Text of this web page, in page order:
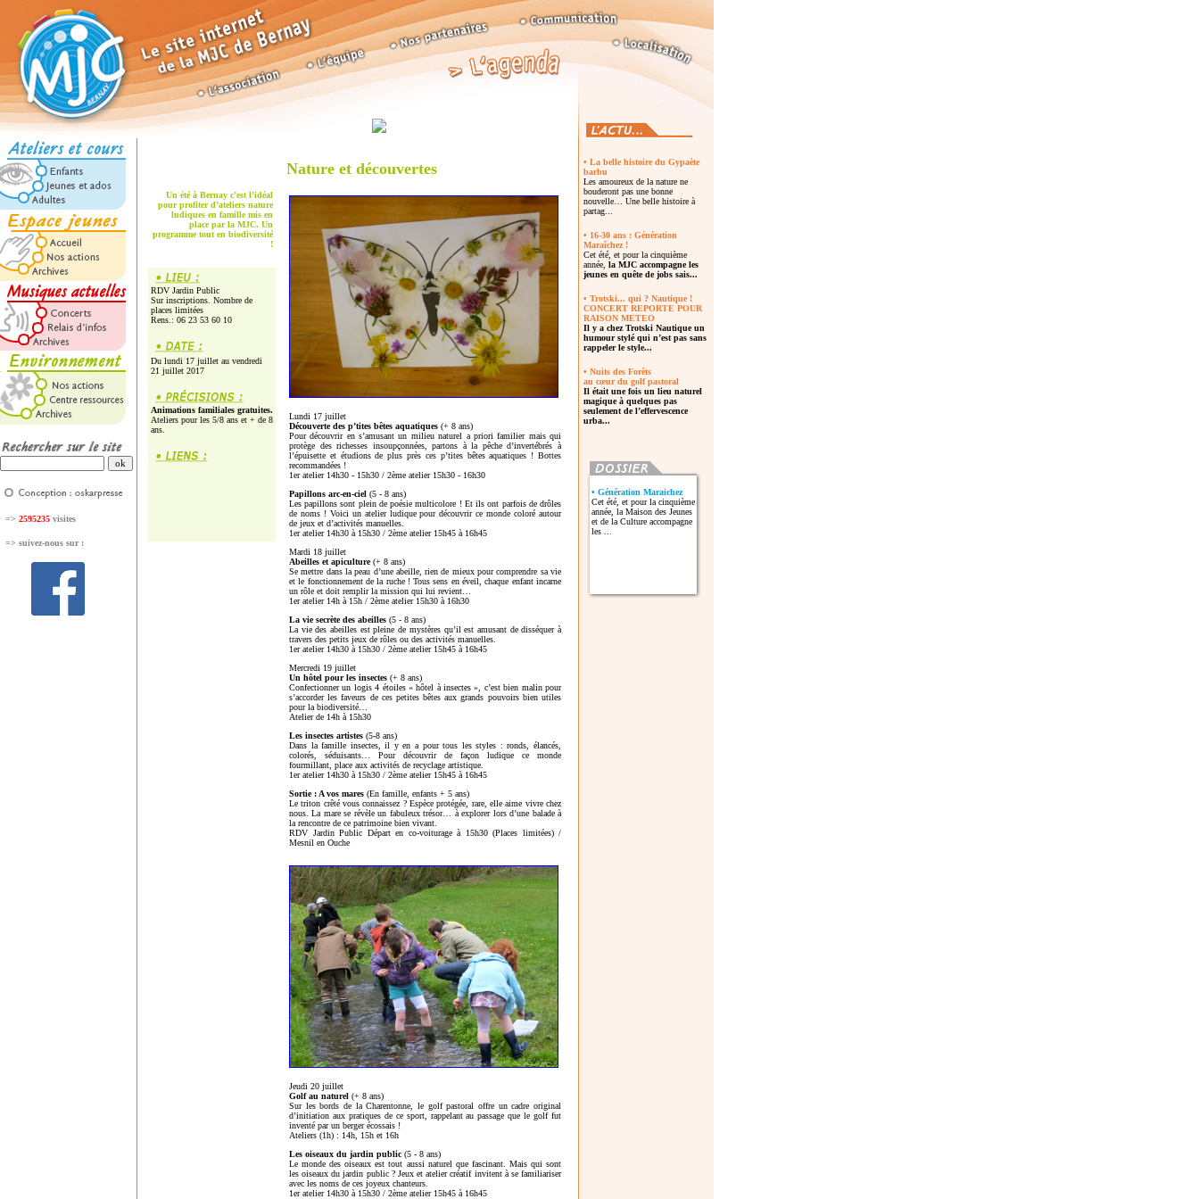
=> 2595235 visites
=> suivez-nous sur :
Un été à Bernay c’est l’idéal
pour profiter d’ateliers nature
ludiques en famille mis en
place par la MJC. Un
programme tout en biodiversité
!
RDV Jardin Public
Sur inscriptions. Nombre de
places limitées
Rens.: 06 23 53 60 10
Du lundi 17 juillet au vendredi
21 juillet 2017
Animations familiales gratuites.
Ateliers pour les 5/8 ans et + de 8
ans.
Nature et découvertes
Lundi 17 juillet
Découverte des p’tites bêtes aquatiques (+ 8 ans)
Pour découvrir en s’amusant un milieu naturel a priori familier mais qui
protège des richesses insoupçonnées, partons à la pêche d’invertébrés à
l’épuisette et étudions de plus près ces p’tites bêtes aquatiques ! Bottes
recommandées !
1er atelier 14h30 - 15h30 / 2ème atelier 15h30 - 16h30
Papillons arc-en-ciel (5 - 8 ans)
Les papillons sont plein de poésie multicolore ! Et ils ont parfois de drôles
de noms ! Voici un atelier ludique pour découvrir ce monde coloré autour
de jeux et d’activités manuelles.
1er atelier 14h30 à 15h30 / 2ème atelier 15h45 à 16h45
Mardi 18 juillet
Abeilles et apiculture(+ 8 ans)
Se mettre dans la peau d’une abeille, rien de mieux pour comprendre sa vie
et le fonctionnement de la ruche ! Tous sens en éveil, chaque enfant incarne
un rôle et doit remplir la mission qui lui revient…
1er atelier 14h à 15h / 2ème atelier 15h30 à 16h30
La vie secrète des abeilles (5 - 8 ans)
La vie des abeilles est pleine de mystères qu’il est amusant de disséquer à
travers des petits jeux de rôles ou des activités manuelles.
1er atelier 14h30 à 15h30 / 2ème atelier 15h45 à 16h45
Mercredi 19 juillet
Un hôtel pour les insectes (+ 8 ans)
Confectionner un logis 4 étoiles « hôtel à insectes », c’est bien malin pour
s’accorder les faveurs de ces petites bêtes aux grands pouvoirs bien utiles
pour la biodiversité…
Atelier de 14h à 15h30
Les insectes artistes (5-8 ans)
Dans la famille insectes, il y en a pour tous les styles : ronds, élancés,
colorés, séduisants… Pour découvrir de façon ludique ce monde
fourmillant, place aux activités de recyclage artistique.
1er atelier 14h30 à 15h30 / 2ème atelier 15h45 à 16h45
Sortie : A vos mares (En famille, enfants + 5 ans)
Le triton crêté vous connaissez ? Espèce protégée, rare, elle aime vivre chez
nous. La mare se révèle un fabuleux trésor… à explorer lors d’une balade à
la rencontre de ce patrimoine bien vivant.
RDV Jardin Public Départ en co-voiturage à 15h30 (Places limitées) /
Mesnil en Ouche
Jeudi 20 juillet
Golf au naturel (+ 8 ans)
Sur les bords de la Charentonne, le golf pastoral offre un cadre original
d’initiation aux pratiques de ce sport, rappelant au passage que le golf fut
inventé par un berger écossais !
Ateliers (1h) : 14h, 15h et 16h
Les oiseaux du jardin public (5 - 8 ans)
Le monde des oiseaux est tout aussi naturel que fascinant. Mais qui sont
les oiseaux du jardin public ? Jeux et atelier créatif invitent à se familiariser
avec les noms de ces joyeux chanteurs.
1er atelier 14h30 à 15h30 / 2ème atelier 15h45 à 16h45
• La belle histoire du Gypaète
barbu
Les amoureux de la nature ne
bouderont pas une bonne
nouvelle… Une belle histoire à
partag...
• 16-30 ans : Génération
Maraîchez !
Cet été, et pour la cinquième
année, la MJC accompagne les
jeunes en quête de jobs sais...
• Trotski... qui ? Nautique !
CONCERT REPORTE POUR
RAISON METEO
Il y a chezTrotski Nautique un
humour styléqui n’est pas sans
rappeler le style...
• Nuits des Forêts
au cœur du golf pastoral
Il était une fois un lieu naturel
magique à quelques pas
seulement de l’effervescence
urba...
• Génération Maraichez
Cet été, et pour la cinquième
année, la Maison des Jeunes
et de la Culture accompagne
les ...